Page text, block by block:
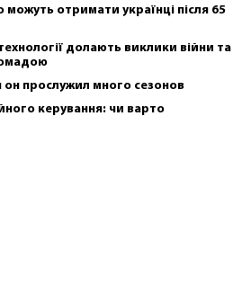
можуть отримати українці після 65
долають виклики війни та
прослужил много сезонов
керування: чи варто